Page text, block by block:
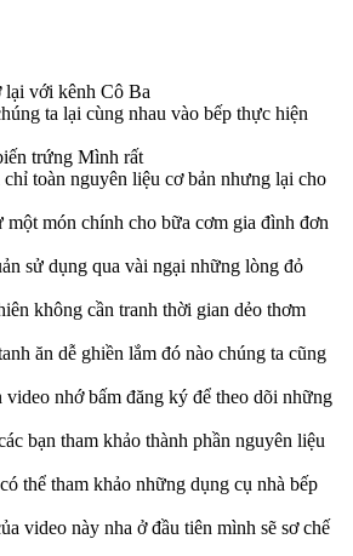
lại với kênh Cô Ba
ta lại cùng nhau vào bếp thực hiện
trứng Mình rất
toàn nguyên liệu cơ bản nhưng lại cho
một món chính cho bữa cơm gia đình đơn
sử dụng qua vài ngại những lòng đỏ
không cần tranh thời gian dẻo thơm
ăn dễ ghiền lắm đó nào chúng ta cũng
video nhớ bấm đăng ký để theo dõi những
bạn tham khảo thành phần nguyên liệu
thể tham khảo những dụng cụ nhà bếp
video này nha ở đầu tiên mình sẽ sơ chế